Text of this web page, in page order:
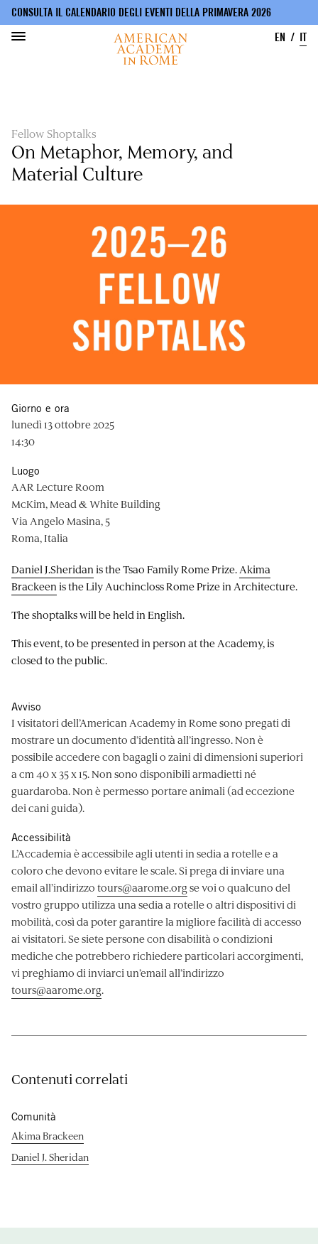
CONSULTA IL CALENDARIO DEGLI EVENTI DELLA PRIMAVERA 2026
EN
IT
Fellow Shoptalks
On Metaphor, Memory, and
Material Culture
Daniel J.Sheridan is the Tsao Family Rome Prize. Akima
Brackeen is the Lily Auchincloss Rome Prize in Architecture.
The shoptalks will be held in English.
This event, to be presented in person at the Academy, is
closed to the public.
Giorno e ora
lunedì 13 ottobre 2025
14:30
Luogo
AAR Lecture Room
McKim, Mead & White Building
Via Angelo Masina, 5
Roma, Italia
Avviso
I visitatori dell’American Academy in Rome sono pregati di
mostrare un documento d’identità all’ingresso. Non è
possibile accedere con bagagli o zaini di dimensioni superiori
a cm 40 x 35 x 15. Non sono disponibili armadietti né
guardaroba. Non è permesso portare animali (ad eccezione
dei cani guida).
Accessibilità
L’Accademia è accessibile agli utenti in sedia a rotelle e a
coloro che devono evitare le scale. Si prega di inviare una
email all’indirizzo tours@aarome.org se voi o qualcuno del
vostro gruppo utilizza una sedia a rotelle o altri dispositivi di
mobilità, così da poter garantire la migliore facilità di accesso
ai visitatori. Se siete persone con disabilità o condizioni
mediche che potrebbero richiedere particolari accorgimenti,
vi preghiamo di inviarci un’email all’indirizzo
tours@aarome.org.
Contenuti correlati
Comunità
Akima Brackeen
Daniel J. Sheridan